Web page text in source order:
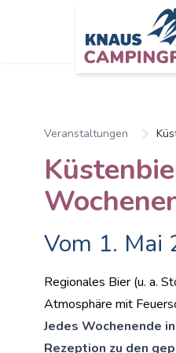
Veranstaltungen
Vom 1. Mai
Regionales Bier (u. a.
Atmosphäre mit
Jedes Wochenende
Rezeption zu den